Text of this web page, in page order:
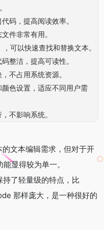
码，提高阅读效率。
件非常有用。
，可以快速查找和替换文本。
整洁，提高可读性。
不占用系统资源。
颜色设置，适应不同用户需
不影响系统。
文本编辑需求，但对于开
显得较为单一。
了轻量级的特点，比
那样庞大，是一种很好的